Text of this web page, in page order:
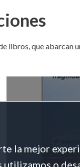
libros, que abarcan
la mejor
utilizamos o